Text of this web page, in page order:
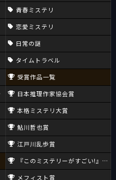
』
青春ミステリ
恋愛ミステリ
日常の謎
タイムトラベル
受賞作品一覧
日本推理作家協会賞
本格ミステリ大賞
鮎川哲也賞
江戸川乱歩賞
『このミステリーがすごい!』大賞
メフィスト賞